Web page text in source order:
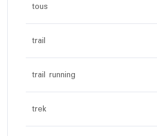
tous
trail
trail running
trek